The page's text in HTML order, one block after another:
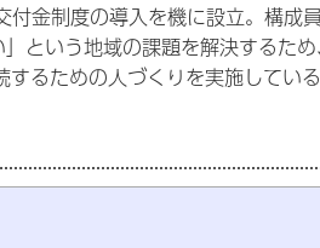
金制度の導入を機に設立。構成
という地域の課題を解決するた
るための人づくりを実施している